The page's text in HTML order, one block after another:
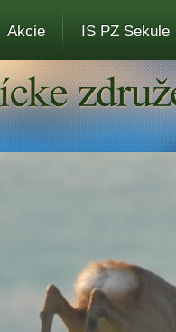
Akcie IS PZ Sekule